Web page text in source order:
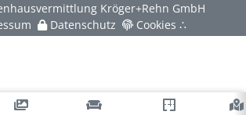
Kröger+Rehn GmbH
Datenschutz Cookies ∴